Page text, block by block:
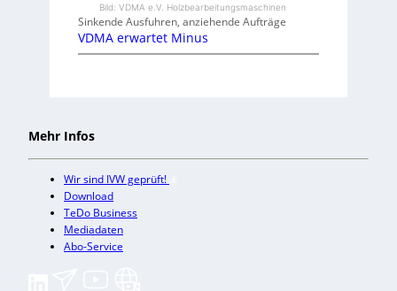
Bild: VDMA e.V. Holzbearbeitungsmaschinen
Sinkende Ausfuhren, anziehende Aufträge
VDMA erwartet Minus
Mehr Infos
Wir sind IVW geprüft!
Download
TeDo Business
Mediadaten
Abo-Service